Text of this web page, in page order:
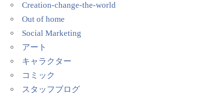
Creation-change-the-world
Out of home
Social Marketing
アート
キャラクター
コミック
スタッフブログ